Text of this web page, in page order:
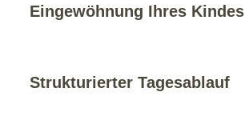
Eingewöhnung Ihres Kindes
Strukturierter Tagesablauf